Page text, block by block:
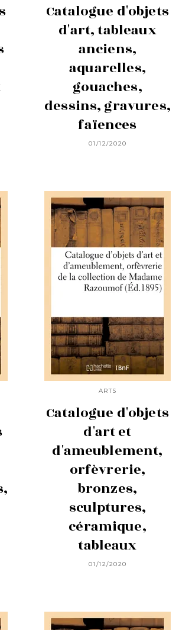
Catalogue d'objets
d'art, tableaux
anciens,
aquarelles,
gouaches,
dessins, gravures,
faïences
01/12/2020
ARTS
Catalogue d'objets
d'art et
d'ameublement,
orfèvrerie,
bronzes,
sculptures,
céramique,
tableaux
01/12/2020